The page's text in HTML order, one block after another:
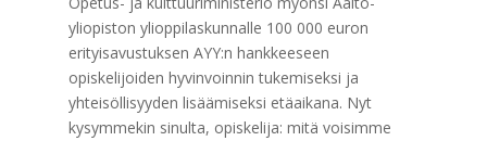
yliopiston ylioppilaskunnalle 100 000 euron
erityisavustuksen AYY:n hankkeeseen
opiskelijoiden hyvinvoinnin tukemiseksi ja
yhteisöllisyyden lisäämiseksi etäaikana. Nyt
kysymmekin sinulta, opiskelija: mitä voisimme